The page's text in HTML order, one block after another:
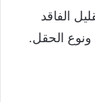
الفاقد
ونوع الحقل.